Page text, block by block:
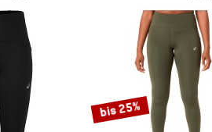
bis 25%